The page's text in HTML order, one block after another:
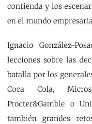
contienda y los
en el mundo
Ignacio González-
lecciones sobre las
batalla por los
Coca Cola,
Procter&Gamble o
también grandes